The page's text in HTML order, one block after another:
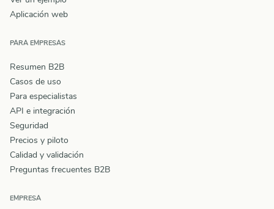
Aplicación web
PARA EMPRESAS
Resumen B2B
Casos de uso
Para especialistas
API e integración
Seguridad
Precios y piloto
Calidad y validación
Preguntas frecuentes B2B
EMPRESA